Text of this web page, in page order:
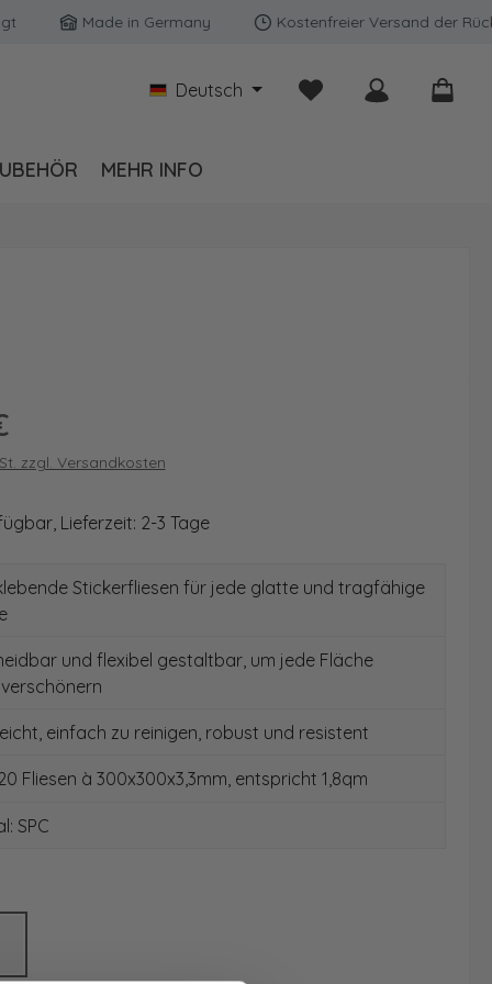
Made in Germany Kostenfreier Versand der
Deutsch Du hast 0 Produkte
MEHR INFO
zzgl. Versandkosten
Lieferzeit: 2-3 Tage
Stickerfliesen für jede glatte und tragfähige
und flexibel gestaltbar, um jede Fläche
einfach zu reinigen, robust und resistent
Fliesen à 300x300x3,3mm, entspricht 1,8qm
SPC